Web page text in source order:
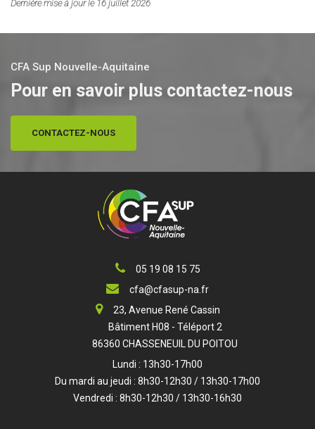
Dernière mise à jour le 16 juillet 2026
CFA Sup Nouvelle-Aquitaine
Pour en savoir plus contactez-nous
CONTACTEZ-NOUS
05 19 08 15 75
cfa@cfasup-na.fr
23, Avenue René Cassin
Bâtiment H08 - Téléport 2
86360 CHASSENEUIL DU POITOU
Lundi : 13h30-17h00
Du mardi au jeudi : 8h30-12h30 / 13h30-17h00
Vendredi : 8h30-12h30 / 13h30-16h30